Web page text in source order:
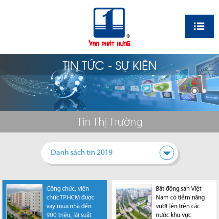
TIN TỨC - SỰ KIỆN
Tin Thị Trường
Danh sách tin 2019
Khẩn trương tháo
gỡ dứt điểm 116
dự án bất động sản
ở TP.HCM
Các yếu tố cơ bản
định hình bất động
sản năm 2023
Theo Colliers,
HoREA đề xuất cho
chuyển đổi đất
nông nghiệp sang
đất ở rồi tách thửa
Phó Thủ Tướng yêu
cầu nghiên cứu
cấp “sổ đỏ” cho
condotel, officetel
Công chức, viên
chức TP.HCM được
vay mua nhà đến
900 triệu, lãi suất
Bất động sản Việt
Nam có tiềm năng
vượt lên trên các
nước khu vực